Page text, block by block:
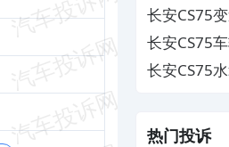
掉渣及车门
长安CS75
仪表台异响
长安CS75
求4S店解决
长安CS75
热门投诉